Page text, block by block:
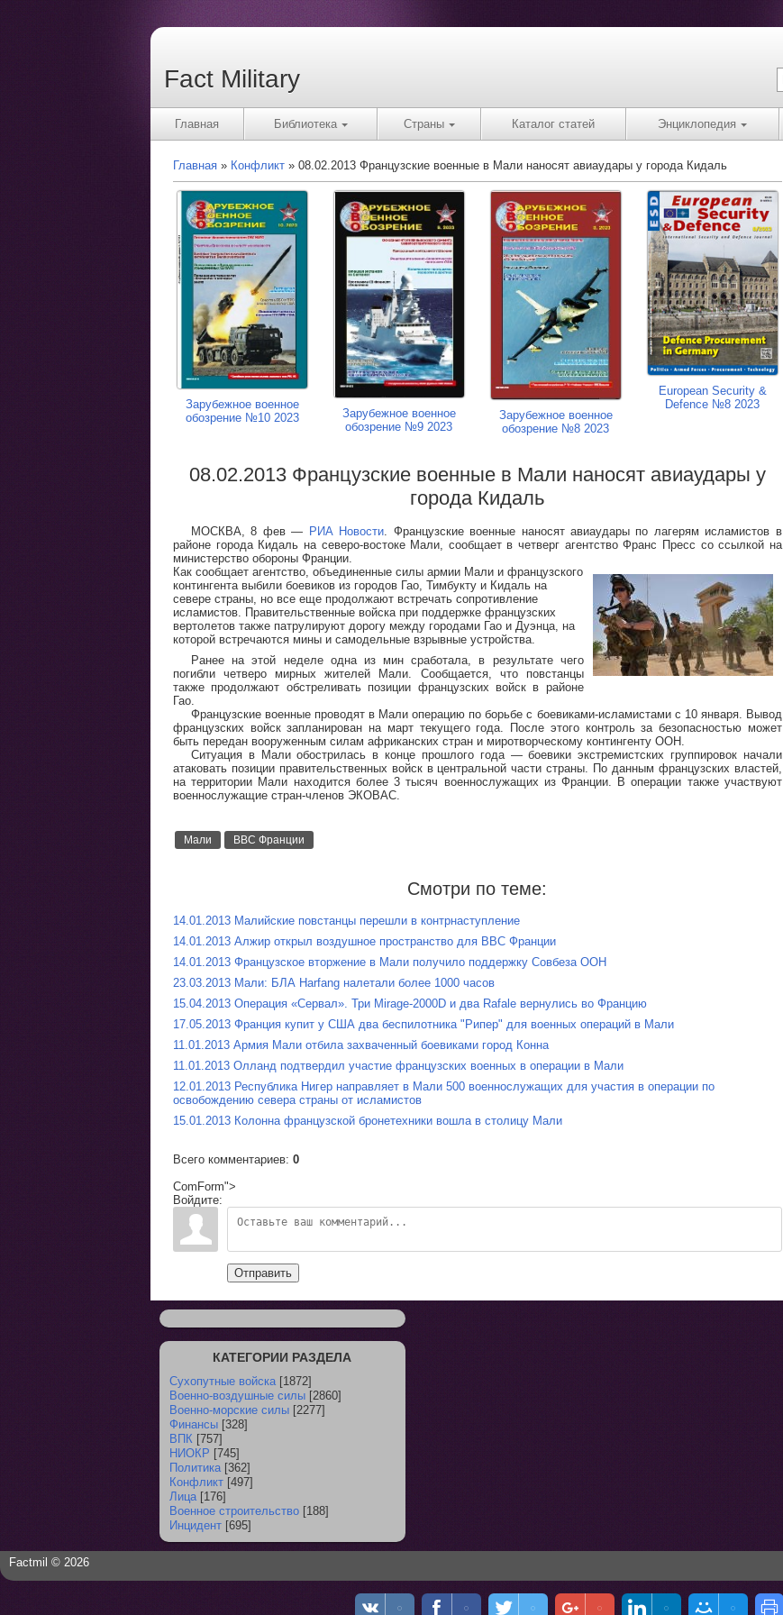
Fact Military
Главная Библиотека Страны Каталог статей Энциклопедия
Главная Конфликт 08.02.2013 Французские военные в Мали наносят авиаудары у города Кидаль
Зарубежное военное
обозрение №10 2023
Зарубежное военное
обозрение №9 2023
Зарубежное военное
обозрение №8 2023
European Security &
Defence №8 2023
08.02.2013 Французские военные в Мали наносят авиаудары у
города Кидаль
МОСКВА, 8 фев — РИА Новости . Французские военные наносят авиаудары по лагерям исламистов в
районе города Кидаль на северо-востоке Мали, сообщает в четверг агентство Франс Пресс со ссылкой на
министерство обороны Франции.
Как сообщает агентство, объединенные силы армии Мали и французского
контингента выбили боевиков из городов Гао, Тимбукту и Кидаль на
севере страны, но все еще продолжают встречать сопротивление
исламистов. Правительственные войска при поддержке французских
вертолетов также патрулируют дорогу между городами Гао и Дуэнца, на
которой встречаются мины и самодельные взрывные устройства.
Ранее на этой неделе одна из мин сработала, в результате чего
погибли четверо мирных жителей Мали. Сообщается, что повстанцы
также продолжают обстреливать позиции французских войск в районе
Гао.
Французские военные проводят в Мали операцию по борьбе с боевиками-исламистами с 10 января. Вывод
французских войск запланирован на март текущего года. После этого контроль за безопасностью может
быть передан вооруженным силам африканских стран и миротворческому контингенту ООН.
Ситуация в Мали обострилась в конце прошлого года — боевики экстремистских группировок начали
атаковать позиции правительственных войск в центральной части страны. По данным французских властей,
на территории Мали находится более 3 тысяч военнослужащих из Франции. В операции также участвуют
военнослужащие стран-членов ЭКОВАС.
Мали ВВС Франции
Смотри по теме:
14.01.2013 Малийские повстанцы перешли в контрнаступление
14.01.2013 Алжир открыл воздушное пространство для ВВС Франции
14.01.2013 Французское вторжение в Мали получило поддержку Совбеза ООН
23.03.2013 Мали: БЛА Harfang налетали более 1000 часов
15.04.2013 Операция «Сервал». Три Mirage-2000D и два Rafale вернулись во Францию
17.05.2013 Франция купит у США два беспилотника "Рипер" для военных операций в Мали
11.01.2013 Армия Мали отбила захваченный боевиками город Конна
11.01.2013 Олланд подтвердил участие французских военных в операции в Мали
12.01.2013 Республика Нигер направляет в Мали 500 военнослужащих для участия в операции по
освобождению севера страны от исламистов
15.01.2013 Колонна французской бронетехники вошла в столицу Мали
Всего комментариев: 0
ComForm">
Войдите:
Отправить
КАТЕГОРИИ РАЗДЕЛА
Сухопутные войска [1872]
Военно-воздушные силы [2860]
Военно-морские силы [2277]
Финансы [328]
ВПК [757]
НИОКР [745]
Политика [362]
Конфликт [497]
Лица [176]
Военное строительство [188]
Инцидент [695]
Factmil © 2026